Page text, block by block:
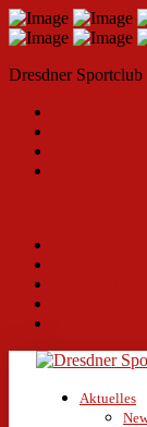
Dresdner
Aktuelles